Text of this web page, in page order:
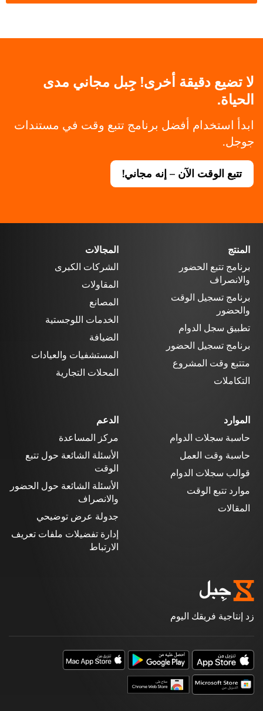
لا تضيع دقيقة أخرى! جِبل مجاني مدى
الحياة.
ابدأ استخدام أفضل برنامج تتبع وقت في مستندات
جوجل.
تتبع الوقت الآن – إنه مجاني!
المنتج
برنامج تتبع الحضور
والانصراف
برنامج تسجيل الوقت
والحضور
تطبيق سجل الدوام
برنامج تسجيل الحضور
متتبع وقت المشروع
التكاملات
المجالات
الشركات الكبرى
المقاولات
المصانع
الخدمات اللوجستية
الضيافة
المستشفيات والعيادات
المحلات التجارية
الموارد
حاسبة سجلات الدوام
حاسبة وقت العمل
قوالب سجلات الدوام
موارد تتبع الوقت
المقالات
الدعم
مركز المساعدة
الأسئلة الشائعة حول تتبع
الوقت
الأسئلة الشائعة حول الحضور
والانصراف
جدولة عرض توضيحي
إدارة تفضيلات ملفات تعريف
الارتباط
زد إنتاجية فريقك اليوم